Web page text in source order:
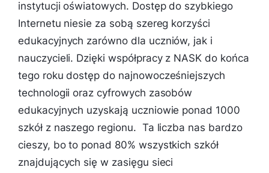
instytucji oświatowych. Dostęp do szybkiego
Internetu niesie za sobą szereg korzyści
edukacyjnych zarówno dla uczniów, jak i
nauczycieli. Dzięki współpracy z NASK do końca
tego roku dostęp do najnowocześniejszych
technologii oraz cyfrowych zasobów
edukacyjnych uzyskają uczniowie ponad 1000
szkół z naszego regionu. Ta liczba nas bardzo
cieszy, bo to ponad 80% wszystkich szkół
znajdujących się w zasięgu sieci